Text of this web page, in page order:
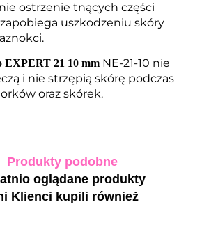
ostrzenie tnących części
uszkodzeniu skóry
EXPERT 21 10 mm NE-21-10 nie
i nie strzępią skórę podczas
oraz skórek.
Produkty podobne
oglądane produkty
Klienci kupili również